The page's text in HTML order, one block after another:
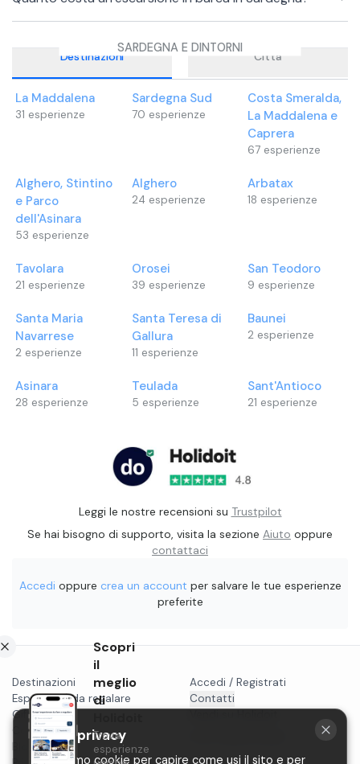
SARDEGNA E DINTORNI
Destinazioni Città
La Maddalena
31 esperienze
Sardegna Sud
70 esperienze
Costa Smeralda,
La Maddalena e
Caprera
67 esperienze
Alghero, Stintino
e Parco
dell'Asinara
53 esperienze
Alghero
24 esperienze
Arbatax
18 esperienze
Tavolara
21 esperienze
Orosei
39 esperienze
San Teodoro
9 esperienze
Santa Maria
Navarrese
2 esperienze
Santa Teresa di
Gallura
11 esperienze
Baunei
2 esperienze
Asinara
28 esperienze
Teulada
5 esperienze
Sant'Antioco
21 esperienze
Leggi le nostre recensioni su Trustpilot
Se hai bisogno di supporto, visita la sezione Aiuto oppure
contattaci
Accedi oppure crea un account per salvare le tue esperienze
preferite
Destinazioni
Esperienze da regalare
Gift card
Cosa fare a...
Blog
Accedi / Registrati
Contatti
Scopri
il
meglio
di
Trova
esperienze
La tua privacy
Utilizziamo cookie per capire come usi il sito e per